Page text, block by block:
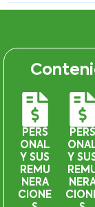
PERS
ONAL
Y SUS
REMU
NERA
CIONE
PERS
Y